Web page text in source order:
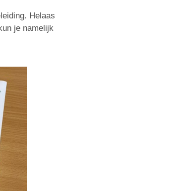
Helaas
je namelijk